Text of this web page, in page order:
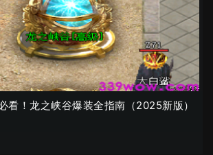
看！龙之峡谷爆装全指南（2025新版）